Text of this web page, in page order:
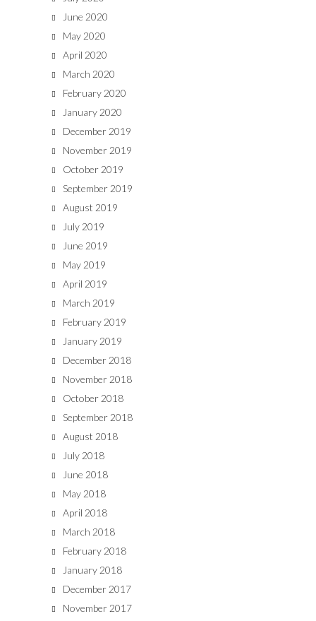
June 2020
May 2020
April 2020
March 2020
February 2020
January 2020
December 2019
November 2019
October 2019
September 2019
August 2019
July 2019
June 2019
May 2019
April 2019
March 2019
February 2019
January 2019
December 2018
November 2018
October 2018
September 2018
August 2018
July 2018
June 2018
May 2018
April 2018
March 2018
February 2018
January 2018
December 2017
November 2017